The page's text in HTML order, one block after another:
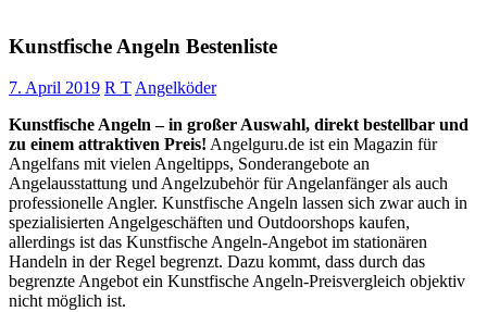
Kunstfische Angeln Bestenliste
7. April 2019 R TAngelköder
Kunstfische Angeln – in großer Auswahl, direkt bestellbar und
zu einem attraktiven Preis! Angelguru.de ist ein Magazin für
Angelfans mit vielen Angeltipps, Sonderangebote an
Angelausstattung und Angelzubehör für Angelanfänger als auch
professionelle Angler. Kunstfische Angeln lassen sich zwar auch in
spezialisierten Angelgeschäften und Outdoorshops kaufen,
allerdings ist das Kunstfische Angeln-Angebot im stationären
Handeln in der Regel begrenzt. Dazu kommt, dass durch das
begrenzte Angebot ein Kunstfische Angeln-Preisvergleich objektiv
nicht möglich ist.